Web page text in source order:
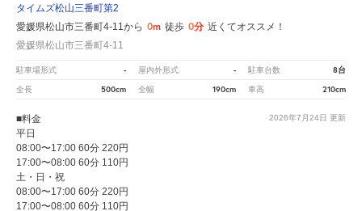
タイムズ松山三番町第2
愛媛県松山市三番町4-11から 0m 徒歩 0分 近くてオススメ！
愛媛県松山市三番町4-11
駐車場形式 - 屋内外形式 - 駐車台数 8台
全長 500cm 全幅 190cm 車高 210cm
2026年7月24日 更新
■料金
平日
08:00〜17:00 60分 220円
17:00〜08:00 60分 110円
土・日・祝
08:00〜17:00 60分 220円
17:00〜08:00 60分 110円